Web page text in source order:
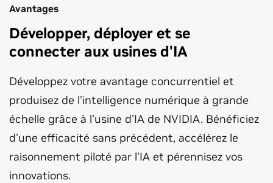
Avantages
Développer, déployer et se
connecter aux usines d'IA
Développez votre avantage concurrentiel et
produisez de l'intelligence numérique à grande
échelle grâce à l'usine d'IA de NVIDIA. Bénéficiez
d'une efficacité sans précédent, accélérez le
raisonnement piloté par l'IA et pérennisez vos
innovations.